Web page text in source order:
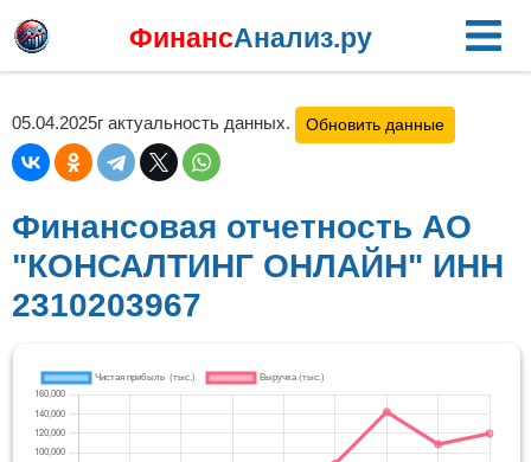
ФинансАнализ.ру
05.04.2025г актуальность данных. Обновить данные
Финансовая отчетность АО
"КОНСАЛТИНГ ОНЛАЙН" ИНН
2310203967